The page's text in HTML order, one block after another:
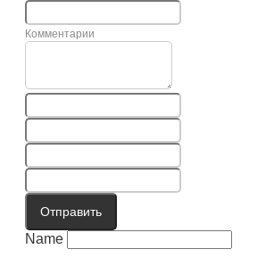
Комментарии
Отправить
Name